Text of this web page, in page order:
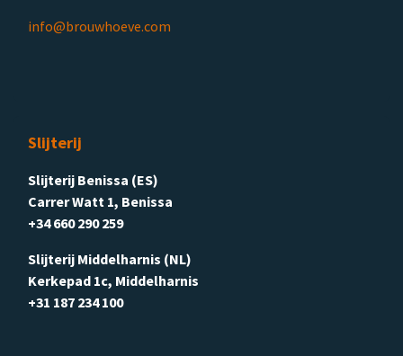
info@brouwhoeve.com
Slijterij
Slijterij Benissa (ES)
Carrer Watt 1, Benissa
+34 660 290 259
Slijterij Middelharnis (NL)
Kerkepad 1c, Middelharnis
+31 187 234 100